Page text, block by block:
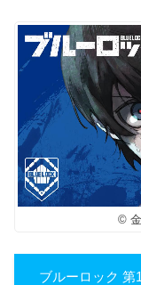
©
ブルーロック 第